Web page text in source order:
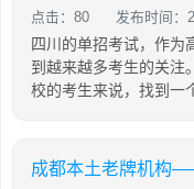
点击：80 发布时间：
四川的单招考试，作为
到越来越多考生的关注
校的考生来说，找到一